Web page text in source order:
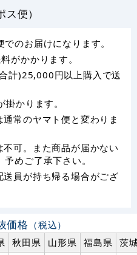
ス便）
のお届けになります。
がかかります。
計)25,000円以上購入で送
かります。
常のヤマト便と変わりま
可。また商品が届かない
めご了承下さい。
員が持ち帰る場合がござ
価格 （税込）
秋田県 山形県 福島県 茨